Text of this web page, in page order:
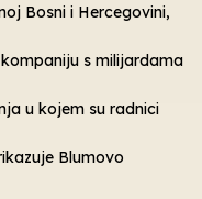
Bosni i Hercegovini,
s milijardama
u kojem su radnici
Blumovo